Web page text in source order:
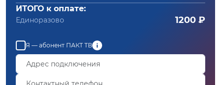
ИТОГО к оплате:
Единоразово 1200 ₽
Я — абонент ПАКТ ТВ